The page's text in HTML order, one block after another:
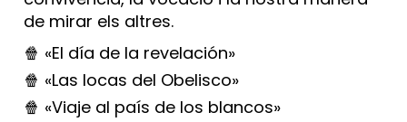
de mirar els altres.
🍿 «El día de la revelación»
🍿 «Las locas del Obelisco»
🍿 «Viaje al país de los blancos»